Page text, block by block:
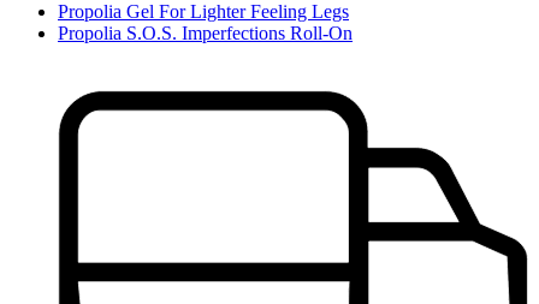
Propolia Gel For Lighter Feeling Legs
Propolia S.O.S. Imperfections Roll-On